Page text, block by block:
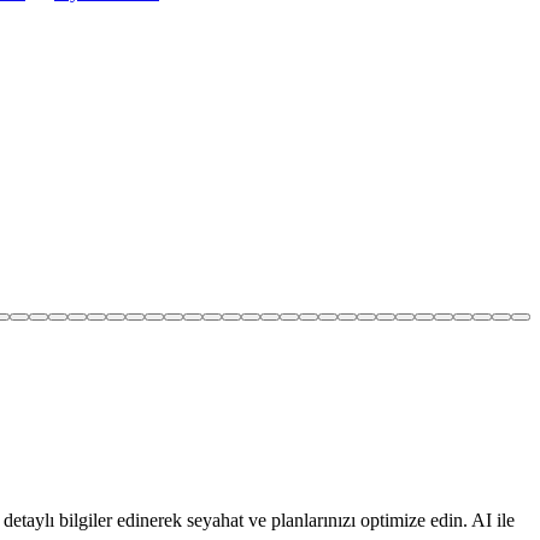
bilgiler edinerek seyahat ve planlarınızı optimize edin. AI ile